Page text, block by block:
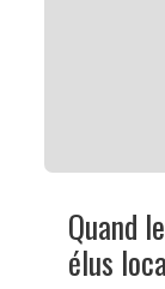
Quand
élus